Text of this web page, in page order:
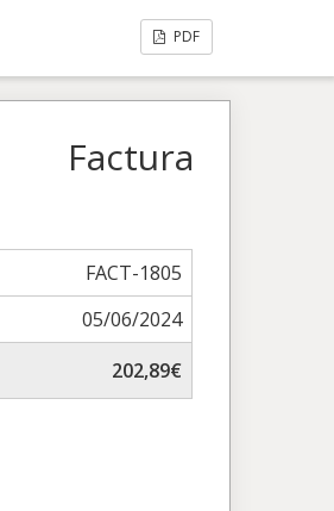
PDF
Factura
FACT-1805
05/06/2024
202,89€